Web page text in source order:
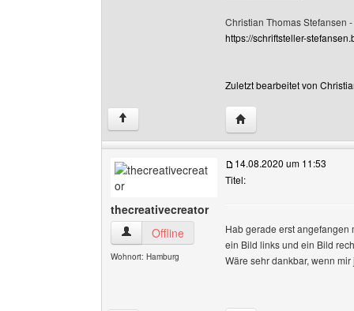
Christian Thomas Stefansen
https://schriftsteller-
Zuletzt bearbeitet von
↑ Website dieses
thecreativecreator
thecreativecreator Benutzer-Profile anzeigen
Offline
Wohnort: Hamburg
14.08.2020 um 11:53
Titel:
Hab gerade erst angefangen
ein Bild links und ein Bild
Wäre sehr dankbar, wenn